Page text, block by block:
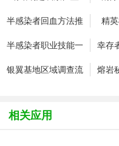
半感染者回血方法推
精
半感染者职业技能一
幸存
银翼基地区域调查流
熔岩
相关应用